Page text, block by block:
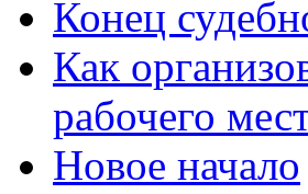
Конец
Как
рабочего
Новое начало